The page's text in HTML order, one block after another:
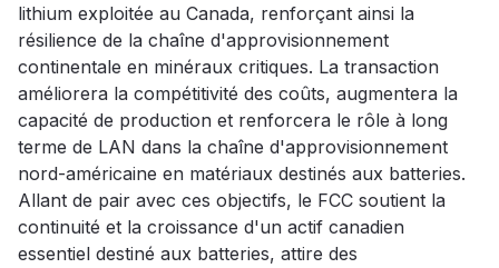
lithium exploitée au Canada, renforçant ainsi la
résilience de la chaîne d'approvisionnement
continentale en minéraux critiques. La transaction
améliorera la compétitivité des coûts, augmentera la
capacité de production et renforcera le rôle à long
terme de LAN dans la chaîne d'approvisionnement
nord-américaine en matériaux destinés aux batteries.
Allant de pair avec ces objectifs, le FCC soutient la
continuité et la croissance d'un actif canadien
essentiel destiné aux batteries, attire des